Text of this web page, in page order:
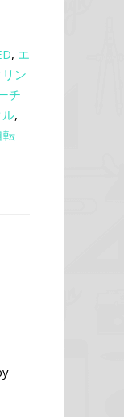
, エ
ン
チ
,
転